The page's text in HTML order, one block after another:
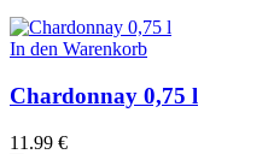
In den Warenkorb
Chardonnay 0,75 l
11.99 €